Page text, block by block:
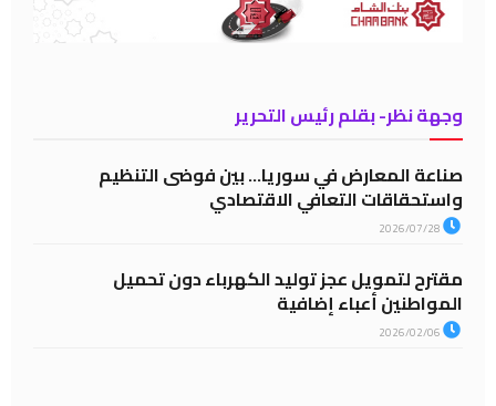
وجهة نظر- بقلم رئيس التحرير
صناعة المعارض في سوريا… بين فوضى التنظيم
واستحقاقات التعافي الاقتصادي
مقترح لتمويل عجز توليد الكهرباء دون تحميل
المواطنين أعباء إضافية